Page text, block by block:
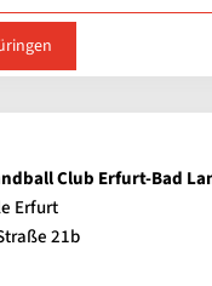
Club Erfurt-Bad
Erfurt
21b